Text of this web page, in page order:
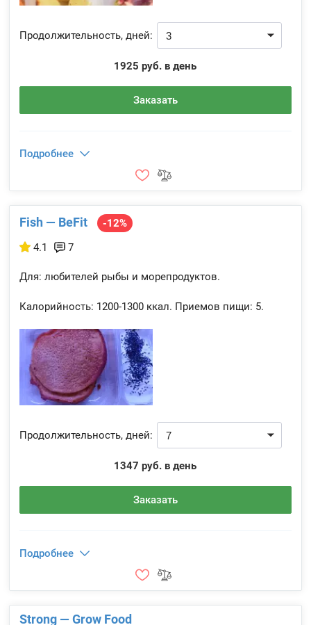
Продолжительность, дней:
1925 руб. в день
Заказать
Подробнее
Fish — BeFit
-12%
4.1
7
Для: любителей рыбы и морепродуктов.
Калорийность: 1200-1300 ккал. Приемов пищи: 5.
Продолжительность, дней:
1347 руб. в день
Заказать
Подробнее
Strong — Grow Food